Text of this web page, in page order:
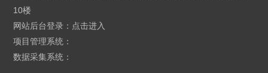
10楼
网站后台登录： 点击进入
项目管理系统：
数据采集系统：